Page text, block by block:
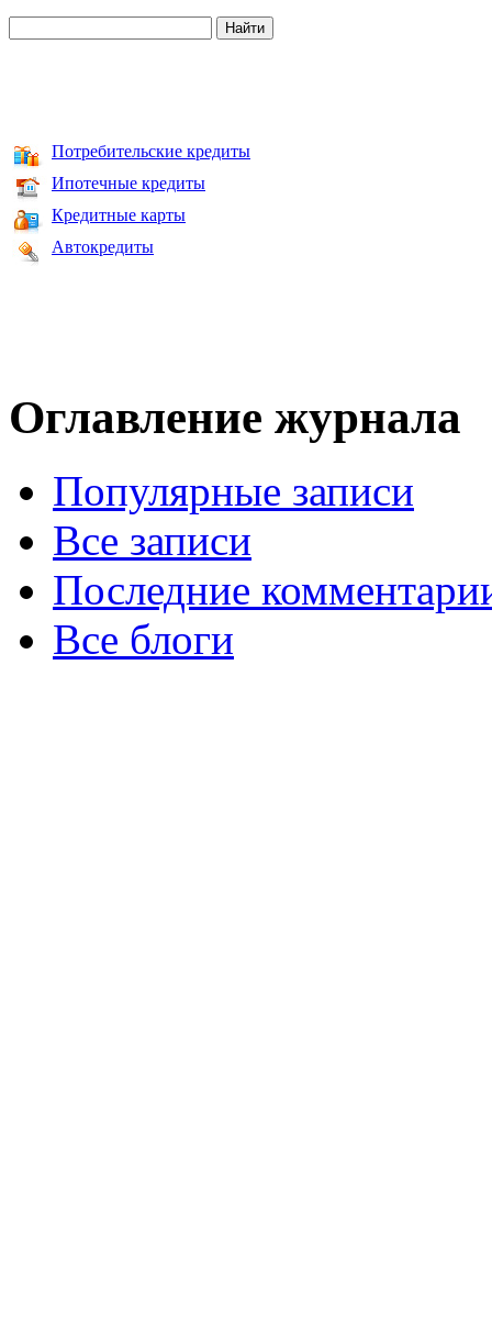
Потребительские кредиты
Ипотечные кредиты
Кредитные карты
Автокредиты
Оглавление журнала
Популярные записи
Все записи
Последние
Все блоги